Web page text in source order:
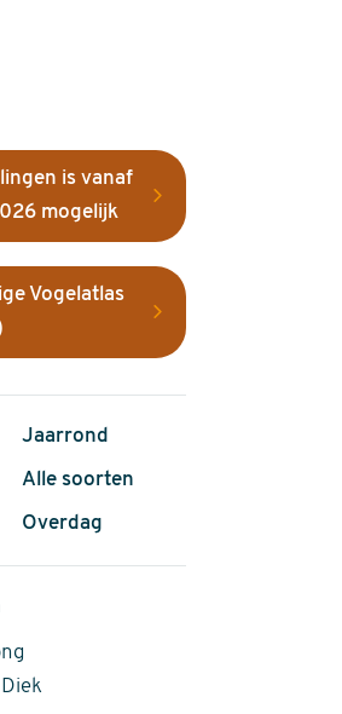
is vanaf
mogelijk
Vogelatlas
Jaarrond
Alle soorten
Overdag